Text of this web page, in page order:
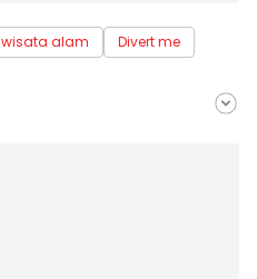
wisata alam Divert me